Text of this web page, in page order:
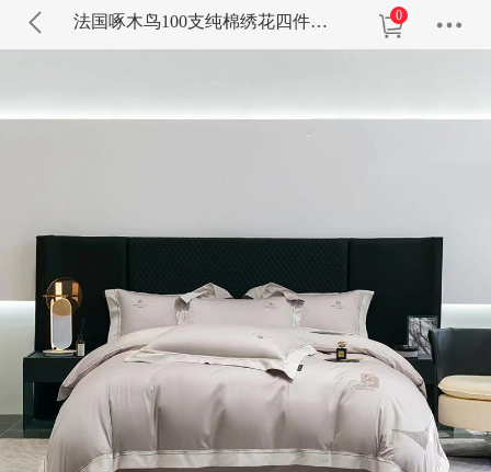
法国啄木鸟100支纯棉绣花四件套贝卡姆公爵咖ZMT0090 0